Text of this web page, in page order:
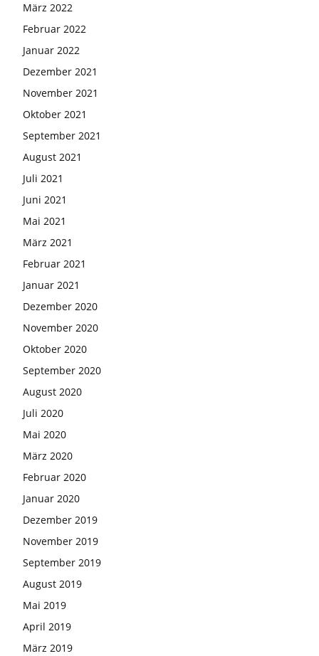
März 2022
Februar 2022
Januar 2022
Dezember 2021
November 2021
Oktober 2021
September 2021
August 2021
Juli 2021
Juni 2021
Mai 2021
März 2021
Februar 2021
Januar 2021
Dezember 2020
November 2020
Oktober 2020
September 2020
August 2020
Juli 2020
Mai 2020
März 2020
Februar 2020
Januar 2020
Dezember 2019
November 2019
September 2019
August 2019
Mai 2019
April 2019
März 2019